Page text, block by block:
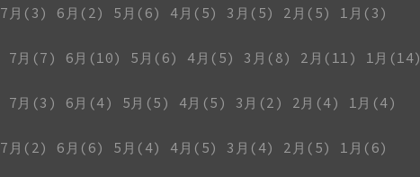
7月(3) 6月(2) 5月(6) 4月(5) 3月(5) 2月(5)
1月(3)
7月(7) 6月(10) 5月(6) 4月(5) 3月(8) 2月(11)
1月(14)
7月(3) 6月(4) 5月(5) 4月(5) 3月(2) 2月(4)
1月(4)
7月(2) 6月(6) 5月(4) 4月(5) 3月(4) 2月(5)
1月(6)